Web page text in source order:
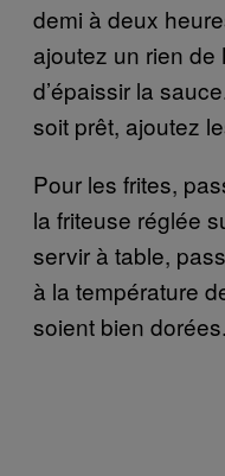
demi à deux
ajoutez un rien
d’épaissir la
soit prêt, ajoutez
Pour les frites,
la friteuse réglée
servir à table,
à la température
soient bien dorées.